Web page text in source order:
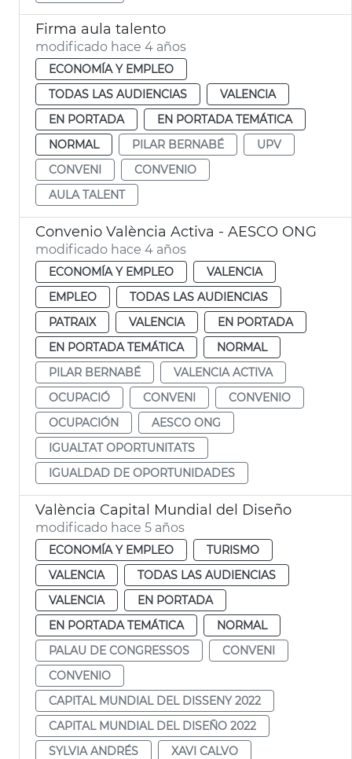
Firma aula talento
modificado hace 4 años
ECONOMÍA Y EMPLEO
TODAS LAS AUDIENCIAS
VALENCIA
EN PORTADA
EN PORTADA TEMÁTICA
NORMAL
PILAR BERNABÉ
UPV
CONVENI
CONVENIO
AULA TALENT
Convenio València Activa - AESCO ONG
modificado hace 4 años
ECONOMÍA Y EMPLEO
VALENCIA
EMPLEO
TODAS LAS AUDIENCIAS
PATRAIX
VALENCIA
EN PORTADA
EN PORTADA TEMÁTICA
NORMAL
PILAR BERNABÉ
VALENCIA ACTIVA
OCUPACIÓ
CONVENI
CONVENIO
OCUPACIÓN
AESCO ONG
IGUALTAT OPORTUNITATS
IGUALDAD DE OPORTUNIDADES
València Capital Mundial del Diseño
modificado hace 5 años
ECONOMÍA Y EMPLEO
TURISMO
VALENCIA
TODAS LAS AUDIENCIAS
VALENCIA
EN PORTADA
EN PORTADA TEMÁTICA
NORMAL
PALAU DE CONGRESSOS
CONVENI
CONVENIO
CAPITAL MUNDIAL DEL DISSENY 2022
CAPITAL MUNDIAL DEL DISEÑO 2022
SYLVIA ANDRÉS
XAVI CALVO